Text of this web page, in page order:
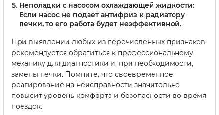
Неполадки с насосом охлаждающей жидкости:
Если насос не подает антифриз к радиатору
печки, то его работа будет неэффективной.
При выявлении любых из перечисленных признаков
рекомендуется обратиться к профессиональному
механику для диагностики и, при необходимости,
замены печки. Помните, что своевременное
реагирование на неисправности значительно
повысит уровень комфорта и безопасности во время
поездок.